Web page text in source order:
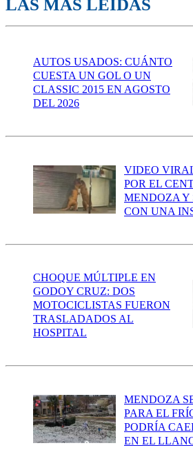
LAS MÁS LEÍDAS
AUTOS USADOS: CUÁNTO
CUESTA UN GOL O UN
CLASSIC 2015 EN AGOSTO
DEL 2026
VIDEO
POR EL
MENDOZA Y
CON UNA
CHOQUE MÚLTIPLE EN
GODOY CRUZ: DOS
MOTOCICLISTAS FUERON
TRASLADADOS AL
HOSPITAL
MENDOZA
PARA EL
PODRÍA
EN EL